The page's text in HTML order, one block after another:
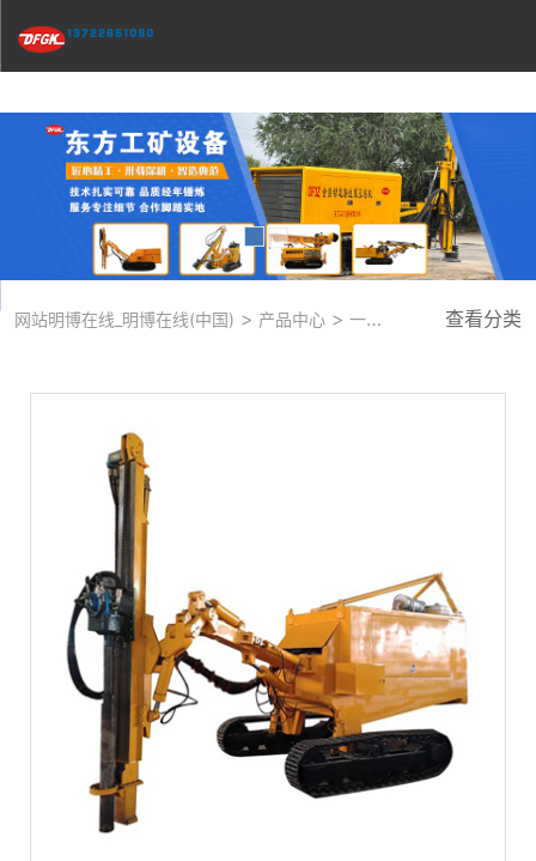
明博在线
网站明博在线_明博在线(中国) > 产品中心 > 一体式潜孔钻机 查看分类